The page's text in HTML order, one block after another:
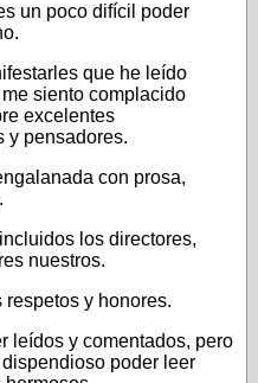
un poco difícil poder
que he leído
siento complacido
excelentes
y pensadores.
con prosa,
los directores,
nuestros.
y honores.
leídos y comentados, pero
poder leer